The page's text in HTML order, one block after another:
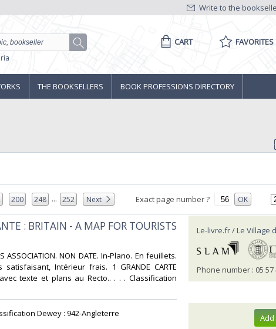
Write to the
CART FAVORITES
THE BOOKSELLERS BOOK PROFESSIONS DIRECTORY
200 248 ... 252 Next Exact page number ? OK
: BRITAIN - A MAP FOR TOURISTS
ASSOCIATION. NON DATE. In-Plano. En feuillets.
Intérieur frais. 1 GRANDE CARTE
texte et plans au Recto.. . . . Classification
Dewey : 942-Angleterre‎
Le-livre.fr / Le Village
Phone number : 05 57